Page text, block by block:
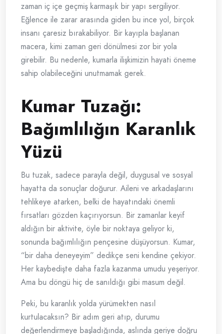
zaman iç içe geçmiş karmaşık bir yapı sergiliyor.
Eğlence ile zarar arasında giden bu ince yol, birçok
insanı çaresiz bırakabiliyor. Bir kayıpla başlanan
macera, kimi zaman geri dönülmesi zor bir yola
girebilir. Bu nedenle, kumarla ilişkimizin hayati öneme
sahip olabileceğini unutmamak gerek.
Kumar Tuzağı:
Bağımlılığın Karanlık
Yüzü
Bu tuzak, sadece parayla değil, duygusal ve sosyal
hayatta da sonuçlar doğurur. Aileni ve arkadaşlarını
tehlikeye atarken, belki de hayatındaki önemli
fırsatları gözden kaçırıyorsun. Bir zamanlar keyif
aldığın bir aktivite, öyle bir noktaya geliyor ki,
sonunda bağımlılığın pençesine düşüyorsun. Kumar,
“bir daha deneyeyim” dedikçe seni kendine çekiyor.
Her kaybedişte daha fazla kazanma umudu yeşeriyor.
Ama bu döngü hiç de sanıldığı gibi masum değil.
Peki, bu karanlık yolda yürümekten nasıl
kurtulacaksın? Bir adım geri atıp, durumu
değerlendirmeye başladığında, aslında geriye doğru